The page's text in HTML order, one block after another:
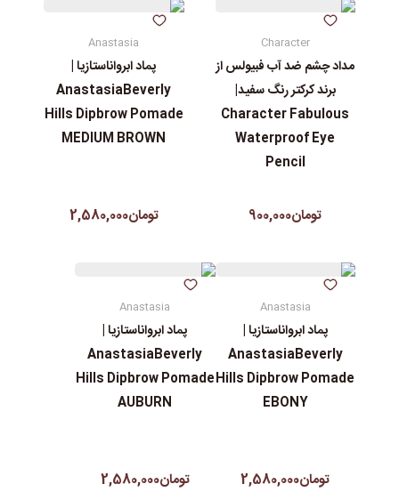
Character
مداد چشم ضد آب فبیولس از
برند کرکتر رنگ سفید|
Character Fabulous
Waterproof Eye
Pencil
تومان900,000
Anastasia
پماد ابرواناستازیا |
AnastasiaBeverly
Hills Dipbrow Pomade
MEDIUM BROWN
تومان2,580,000
Anastasia
پماد ابرواناستازیا |
AnastasiaBeverly
Hills Dipbrow Pomade
EBONY
تومان2,580,000
Anastasia
پماد ابرواناستازیا |
AnastasiaBeverly
Hills Dipbrow Pomade
AUBURN
تومان2,580,000